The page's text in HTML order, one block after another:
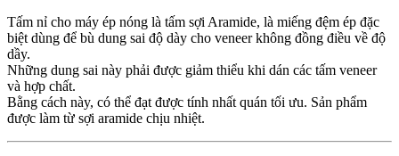
Tấm nỉ cho máy ép nóng là tấm sợi Aramide, là miếng đệm ép đặc
biệt dùng để bù dung sai độ dày cho veneer không đồng điều về độ
dầy.
Những dung sai này phải được giảm thiểu khi dán các tấm veneer
và hợp chất.
Bằng cách này, có thể đạt được tính nhất quán tối ưu. Sản phẩm
được làm từ sợi aramide chịu nhiệt.